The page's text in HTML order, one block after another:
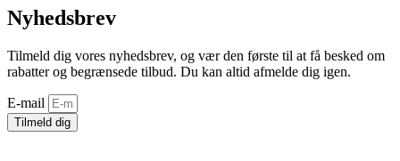
Nyhedsbrev
Tilmeld dig vores nyhedsbrev, og vær den første til at få besked om
rabatter og begrænsede tilbud. Du kan altid afmelde dig igen.
E-mail
Tilmeld dig